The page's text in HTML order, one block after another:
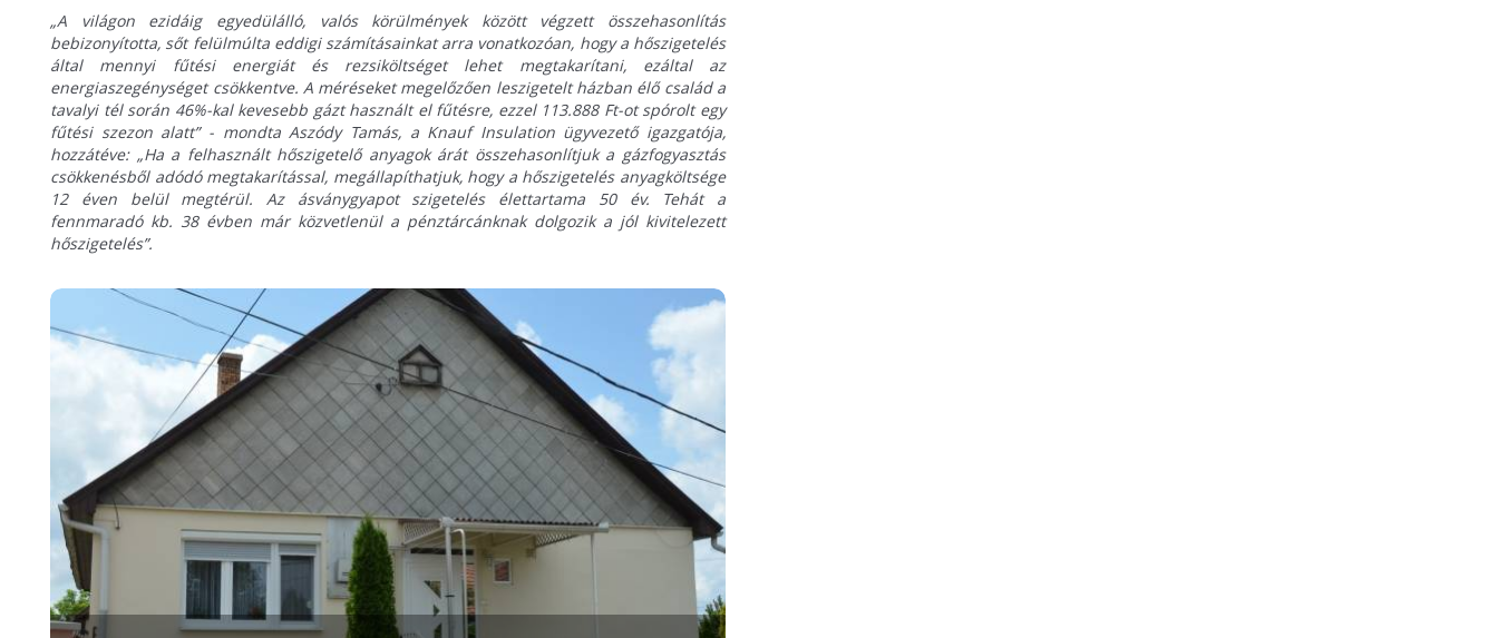
„A világon ezidáig egyedülálló, valós körülmények között végzett összehasonlítás
bebizonyította, sőt felülmúlta eddigi számításainkat arra vonatkozóan, hogy a hőszigetelés
által mennyi fűtési energiát és rezsiköltséget lehet megtakarítani, ezáltal az
energiaszegénységet csökkentve. A méréseket megelőzően leszigetelt házban élő család a
tavalyi tél során 46%-kal kevesebb gázt használt el fűtésre, ezzel 113.888 Ft-ot spórolt egy
fűtési szezon alatt” - mondta Aszódy Tamás, a Knauf Insulation ügyvezető igazgatója,
hozzátéve: „Ha a felhasznált hőszigetelő anyagok árát összehasonlítjuk a gázfogyasztás
csökkenésből adódó megtakarítással, megállapíthatjuk, hogy a hőszigetelés anyagköltsége
12 éven belül megtérül. Az ásványgyapot szigetelés élettartama 50 év. Tehát a
fennmaradó kb. 38 évben már közvetlenül a pénztárcánknak dolgozik a jól kivitelezett
hőszigetelés”.